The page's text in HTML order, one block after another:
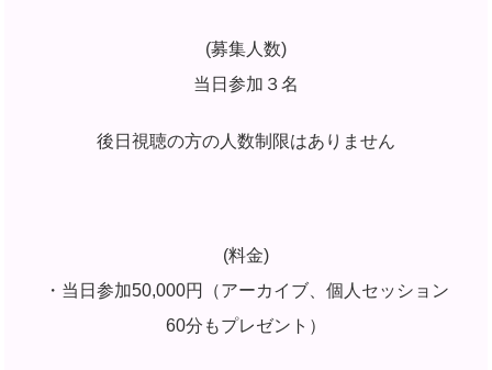
(募集人数)
当日参加３名
後日視聴の方の人数制限はありません
(料金)
・当日参加50,000円（アーカイブ、個人セッション
60分もプレゼント）